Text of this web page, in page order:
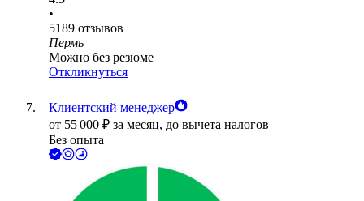
•
5189 отзывов
Пермь
Можно без резюме
Откликнуться
Клиентский менеджер
от 55 000 ₽ за месяц, до вычета налогов
Без опыта